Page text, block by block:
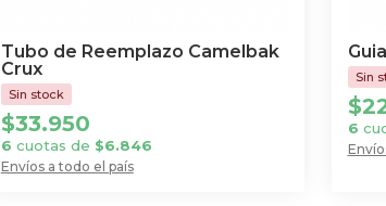
Tubo de Reemplazo Camelbak
Crux
Envíos a todo el país
$33.950
6 cuotas de $6.846
$
6